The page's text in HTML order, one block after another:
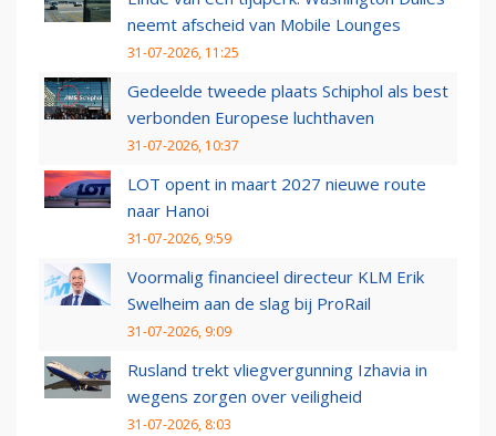
neemt afscheid van Mobile Lounges
31-07-2026, 11:25
Gedeelde tweede plaats Schiphol als best
verbonden Europese luchthaven
31-07-2026, 10:37
LOT opent in maart 2027 nieuwe route
naar Hanoi
31-07-2026, 9:59
Voormalig financieel directeur KLM Erik
Swelheim aan de slag bij ProRail
31-07-2026, 9:09
Rusland trekt vliegvergunning Izhavia in
wegens zorgen over veiligheid
31-07-2026, 8:03